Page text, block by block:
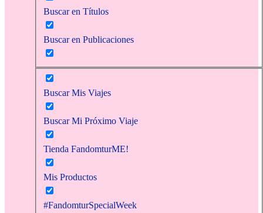
Buscar en Títulos
Buscar en Publicaciones
Buscar Mis Viajes
Buscar Mi Próximo Viaje
Tienda FandomturME!
Mis Productos
#FandomturSpecialWeek